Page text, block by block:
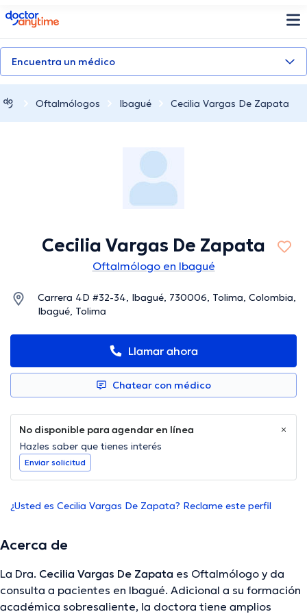
doctoranytime
Encuentra un médico
Oftalmólogos Ibagué Cecilia Vargas De Zapata
Cecilia Vargas De Zapata
Oftalmólogo en Ibagué
Carrera 4D #32-34, Ibagué, 730006, Tolima, Colombia,
Ibagué, Tolima
Llamar ahora
Chatear con médico
No disponible para agendar en línea
Hazles saber que tienes interés
Enviar solicitud
¿Usted es Cecilia Vargas De Zapata? Reclame este perfil
Acerca de
La Dra. Cecilia Vargas De Zapata es Oftalmólogo y da
consulta a pacientes en Ibagué. Adicional a su formación
académica sobresaliente, la doctora tiene amplios